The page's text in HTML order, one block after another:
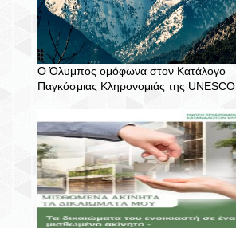
Ο Όλυμπος ομόφωνα στον Κατάλογο
Παγκόσμιας Κληρονομιάς της UNESCO